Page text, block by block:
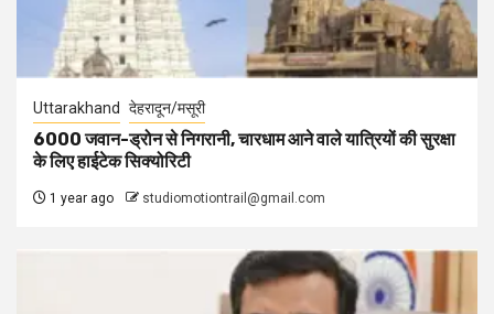
Uttarakhand देहरादून/मसूरी
6000 जवान-ड्रोन से निगरानी, चारधाम आने वाले यात्रियों की सुरक्षा
के लिए हाईटेक सिक्योरिटी
1 year ago studiomotiontrail@gmail.com